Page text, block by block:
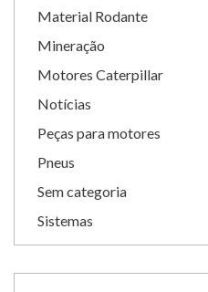
Material Rodante
Mineração
Motores Caterpillar
Notícias
Peças para motores
Pneus
Sem categoria
Sistemas